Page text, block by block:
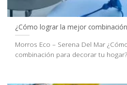
¿Cómo lograr la mejor
Morros Eco – Serena Del Mar
combinación para decorar tu